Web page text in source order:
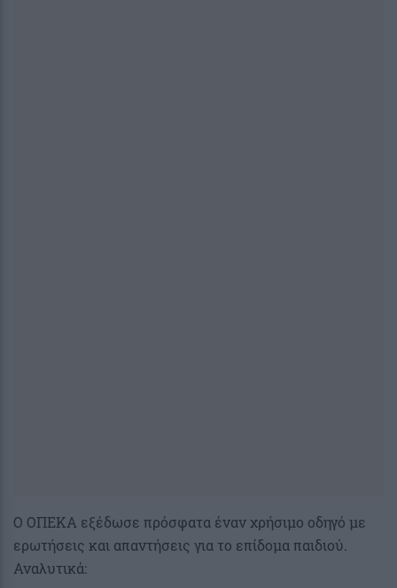
Ο ΟΠΕΚΑ εξέδωσε πρόσφατα έναν χρήσιμο οδηγό με
ερωτήσεις και απαντήσεις για το επίδομα παιδιού.
Αναλυτικά: